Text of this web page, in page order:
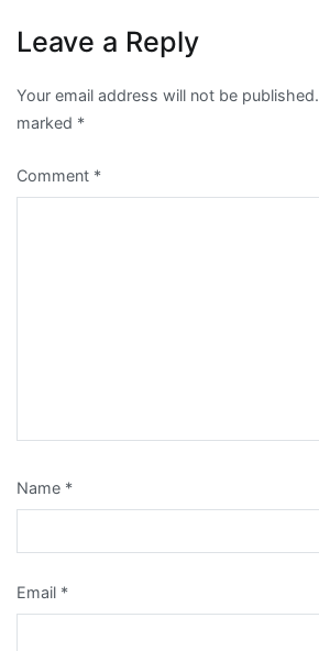
Leave a Reply
Your email address will not be published.
marked *
Comment *
Name *
Email *